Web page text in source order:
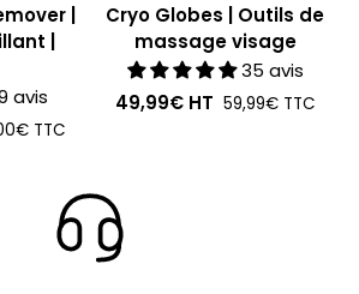
|
|
avis
TTC
Cryo Globes | Outils de
massage visage
35 avis
49,99€HT 59,99€TTC